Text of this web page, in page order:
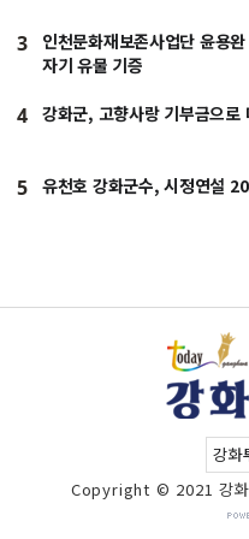
3
인천문화재보존사업단 윤용
자기 유물 기증
4 강화군, 고향사랑 기부금으로
5 유천호 강화군수, 시정연설
강화
Copyright © 2021 강